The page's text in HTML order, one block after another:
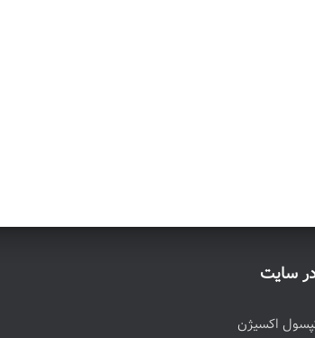
سایت
اکسیژن